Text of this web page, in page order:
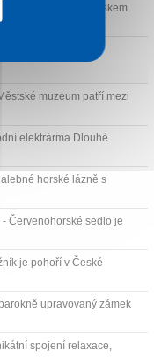
turistickým střediskem
muzeum patří mezi
elektrárma Dlouhé
horské lázně s
- Červenohorské sedlo je
je pohoří v České
upravovaný zámek
spojení relaxace,